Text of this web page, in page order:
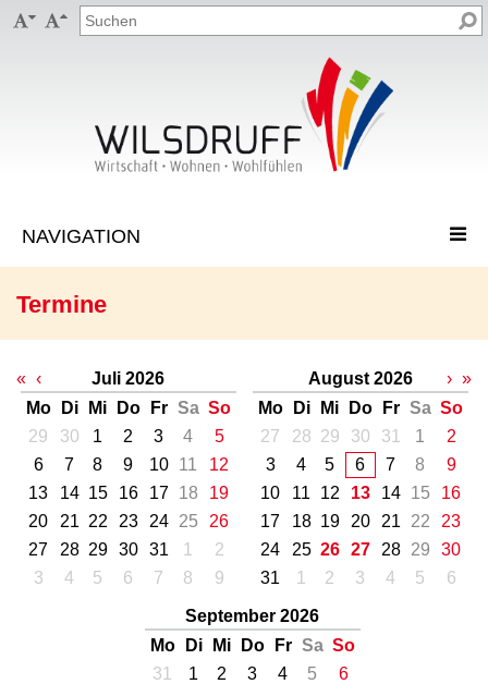
 
Termine
« ‹
Juli 2026
Mo
Di Mi Do Fr Sa So
29
30 1 2 3 4
5
6
7 8 9 10 11
12
13
14 15 16 17 18
19
20
21 22 23 24 25
26
27
28 29 30 31 1
2
3
4 5 6 7 8 9
August 2026
Mo
Di Mi Do Fr Sa So
27
28 29 30 31 1
2
3
4 5 6 7 8
9
10
11 12 13 14 15
16
17
18 19 20 21 22
23
24
25 26 27 28 29
30
31
1 2 3 4 5 6
September 2026
Mo
Di Mi Do Fr Sa So
31
1 2 3 4 5
6
› »